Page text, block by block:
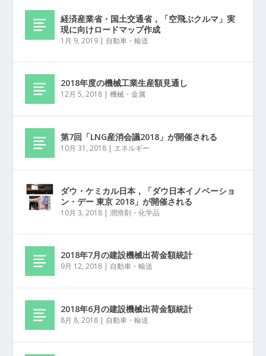
経済産業省・国土交通省，「空飛ぶクルマ」実
現に向けロードマップ作成
1月 9, 2019 | 自動車・輸送
2018年度の機械工業生産額見通し
12月 5, 2018 |機械・金属
第7回「LNG産消会議2018」が開催される
10月 31, 2018 | エネルギー
ダウ・ケミカル日本，「ダウ日本イノベーショ
ン・デー 東京 2018」が開催される
10月 3, 2018 |潤滑剤・化学品
2018年7月の建設機械出荷金額統計
9月 12, 2018 | 自動車・輸送
2018年6月の建設機械出荷金額統計
8月 8, 2018 | 自動車・輸送